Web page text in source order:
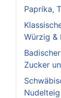
Paprika,
Würzig &
Zucker